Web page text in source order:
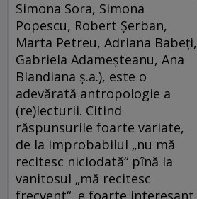
Simona Sora, Simona
Popescu, Robert Şerban,
Marta Petreu, Adriana Babeţi,
Gabriela Adameşteanu, Ana
Blandiana ş.a.), este o
adevărată antropologie a
(re)lecturii. Citind
răspunsurile foarte variate,
de la improbabilul „nu mă
recitesc niciodată“ pînă la
vanitosul „mă recitesc